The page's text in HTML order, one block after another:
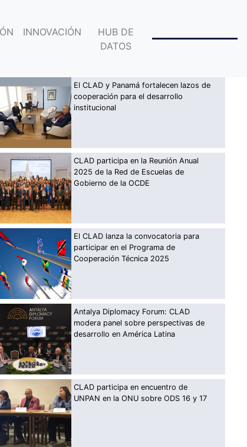
INNOVACIÓN
HUB DE
DATOS
El CLAD y Panamá fortalecen lazos de
cooperación para el desarrollo
institucional
CLAD participa en la Reunión Anual
2025 de la Red de Escuelas de
Gobierno de la OCDE
El CLAD lanza la convocatoria para
participar en el Programa de
Cooperación Técnica 2025
Antalya Diplomacy Forum: CLAD
modera panel sobre perspectivas de
desarrollo en América Latina
CLAD participa en encuentro de
UNPAN en la ONU sobre ODS 16 y 17